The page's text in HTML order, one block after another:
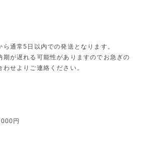
通常5日以内での発送となります。
期が遅れる可能性がありますのでお急ぎの
せよりご連絡ください。
円